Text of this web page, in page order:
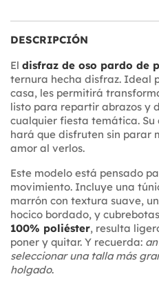
DESCRIPCIÓN
El disfraz de oso pardo de
ternura hecha disfraz. Ideal
casa, les permitirá
listo para repartir abrazos y
cualquier fiesta temática.
hará que disfruten sin parar
amor al verlos.
Este modelo está pensado
movimiento. Incluye una
marrón con textura suave,
hocico bordado, y
100% poliéster, resulta
poner y quitar. Y recuerda:
seleccionar una talla más
holgado.